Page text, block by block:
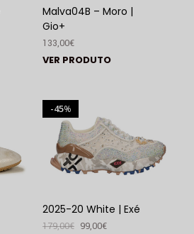
Malva04B – Moro |
Gio+
133,00€
VER PRODUTO
%
45
2025-20 White | Exé
179,00€ 99,00€